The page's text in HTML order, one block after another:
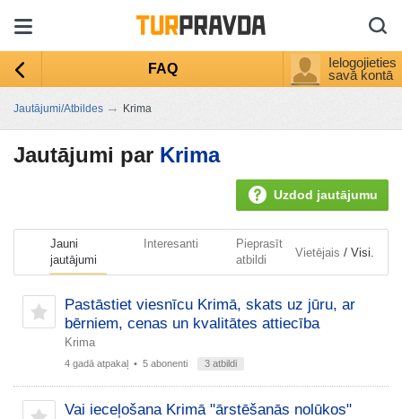
FAQ
Ielogojieties
savā kontā
Jautājumi/Atbildes → Krima
Jautājumi par Krima
Uzdod jautājumu
Jauni
jautājumi
Interesanti
Pieprasīt
atbildi
Vietējais / Visi.
Pastāstiet viesnīcu Krimā, skats uz jūru, ar
bērniem, cenas un kvalitātes attiecība
Krima
4 gadā atpakaļ • 5 abonenti 3 atbildi
Vai ieceļošana Krimā "ārstēšanās nolūkos"